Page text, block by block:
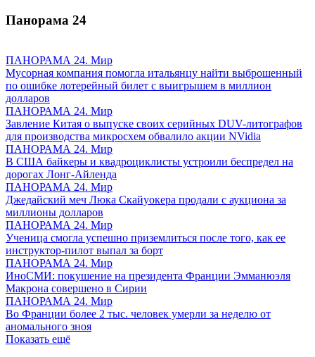
Панорама 24
ПАНОРАМА 24. Мир
Мусорная компания помогла итальянцу найти выброшенный
по ошибке лотерейный билет с выигрышем в миллион
долларов
ПАНОРАМА 24. Мир
Завление Китая о выпуске своих серийных DUV-литографов
для производства микросхем обвалило акции NVidia
ПАНОРАМА 24. Мир
В США байкеры и квадроциклисты устроили беспредел на
дорогах Лонг-Айленда
ПАНОРАМА 24. Мир
Джедайский меч Люка Скайуокера продали с аукциона за
миллионы долларов
ПАНОРАМА 24. Мир
Ученица смогла успешно приземлиться после того, как ее
инструктор-пилот выпал за борт
ПАНОРАМА 24. Мир
ИноСМИ: покушение на президента Франции Эмманюэля
Макрона совершено в Сирии
ПАНОРАМА 24. Мир
Во Франции более 2 тыс. человек умерли за неделю от
аномального зноя
Показать ещё